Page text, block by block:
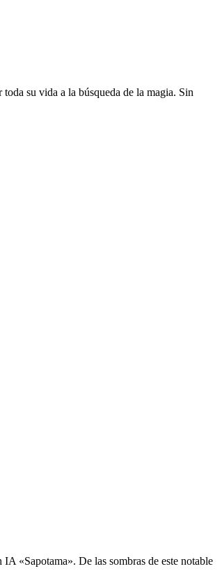
su vida a la búsqueda de la magia. Sin
«Sapotama». De las sombras de este notable